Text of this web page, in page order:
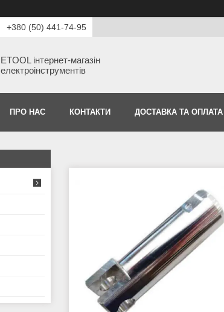
+380 (50) 441-74-95
ETOOL інтернет-магазін
електроінструментів
ПРО НАС КОНТАКТИ ДОСТАВКА ТА ОПЛАТА